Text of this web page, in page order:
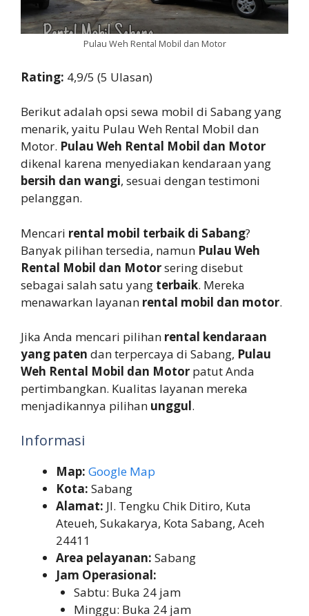
Pulau Weh Rental Mobil dan Motor
Rating: 4,9/5 (5 Ulasan)
Berikut adalah opsi sewa mobil di Sabang yang
menarik, yaitu Pulau Weh Rental Mobil dan
Motor. Pulau Weh Rental Mobil dan Motor
dikenal karena menyediakan kendaraan yang
bersih dan wangi, sesuai dengan testimoni
pelanggan.
Mencari rental mobil terbaik di Sabang?
Banyak pilihan tersedia, namun Pulau Weh
Rental Mobil dan Motorsering disebut
sebagai salah satu yang terbaik. Mereka
menawarkan layanan rental mobil dan motor.
Jika Anda mencari pilihan rental kendaraan
yang paten dan terpercaya di Sabang, Pulau
Weh Rental Mobil dan Motor patut Anda
pertimbangkan. Kualitas layanan mereka
menjadikannya pilihan unggul.
Informasi
Map: Google Map
Kota: Sabang
Alamat: Jl. Tengku Chik Ditiro, Kuta
Ateueh, Sukakarya, Kota Sabang, Aceh
24411
Area pelayanan: Sabang
Jam Operasional:
Sabtu: Buka 24 jam
Minggu: Buka 24 jam